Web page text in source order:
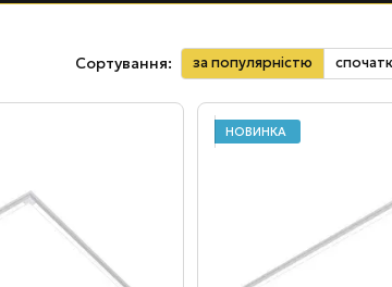
Сортування: за популярністю
НОВИНКА